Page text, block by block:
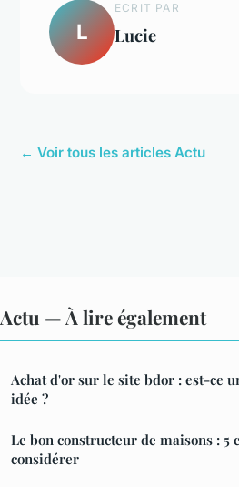
L
ECRIT PAR
Lucie
← Voir tous les articles Actu
Actu — À lire également
Achat d'or sur le site bdor : est-ce
idée ?
Le bon constructeur de maisons : 5
considérer